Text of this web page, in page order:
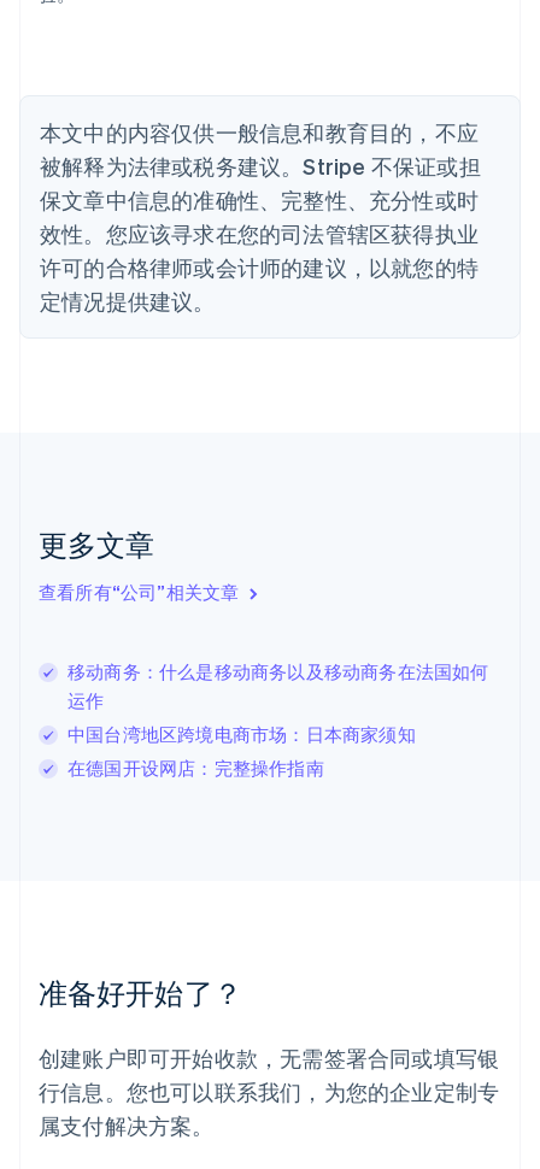
本文中的内容仅供一般信息和教育目的，不应
被解释为法律或税务建议。Stripe 不保证或担
保文章中信息的准确性、完整性、充分性或时
效性。您应该寻求在您的司法管辖区获得执业
许可的合格律师或会计师的建议，以就您的特
定情况提供建议。
更多文章
查看所有“公司”相关文章
移动商务：什么是移动商务以及移动商务在法国如何
运作
中国台湾地区跨境电商市场：日本商家须知
在德国开设网店：完整操作指南
准备好开始了？
创建账户即可开始收款，无需签署合同或填写银
行信息。您也可以联系我们，为您的企业定制专
属支付解决方案。
比利时
波兰
English
丹麦
English
德国
Deutsch English
法国
FrançaisEnglish
芬兰
克罗地亚
EnglishItaliano
拉脱维亚
English
列支敦士登
Deutsch
卢森堡
Français Deutsch English
罗马尼亚
墨西哥
EspañolEnglish
English
葡萄牙
PortuguêsEnglish
日本